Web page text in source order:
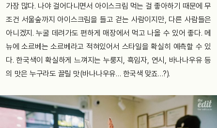
가장 많다. 나야 걸어다니면서 아이스크림 먹는 걸 좋아하기 때문에 무
조건 서울숲까지 아이스크림을 들고 걷는 사람이지만, 다른 사람들은
아니겠지. 누굴 데려가도 편하게 매장에서 먹고 나올 수 있어 좋다. 메
뉴에 소르베는 소르베라고 적혀있어서 스타일을 확실히 예측할 수 있
다. 한국색이 확실하게 느껴지는 누룽지, 흑임자, 연시, 바나나우유 등
의 맛은 누구라도 끌릴 맛(바나나우유… 한국색 맞죠…?).